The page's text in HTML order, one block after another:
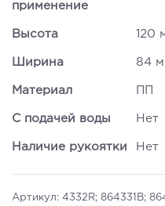
применение
Высота 120
Ширина 84
Материал
С подачей воды Нет
Наличие рукоятки Нет
Артикул: 4332R; 864331B;